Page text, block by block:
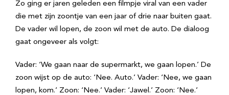
Zo ging er jaren geleden een filmpje viral van een vader
die met zijn zoontje van een jaar of drie naar buiten gaat.
De vader wil lopen, de zoon wil met de auto. De dialoog
gaat ongeveer als volgt:
Vader: ‘We gaan naar de supermarkt, we gaan lopen.’ De
zoon wijst op de auto: ‘Nee. Auto.’ Vader: ‘Nee, we gaan
lopen, kom.’ Zoon: ‘Nee.’ Vader: ‘Jawel.’ Zoon: ‘Nee.’